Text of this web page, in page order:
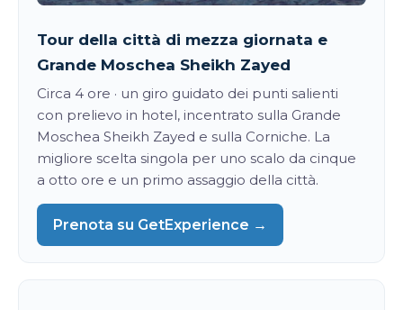
Tour della città di mezza giornata e
Grande Moschea Sheikh Zayed
Circa 4 ore · un giro guidato dei punti salienti
con prelievo in hotel, incentrato sulla Grande
Moschea Sheikh Zayed e sulla Corniche. La
migliore scelta singola per uno scalo da cinque
a otto ore e un primo assaggio della città.
Prenota su GetExperience →